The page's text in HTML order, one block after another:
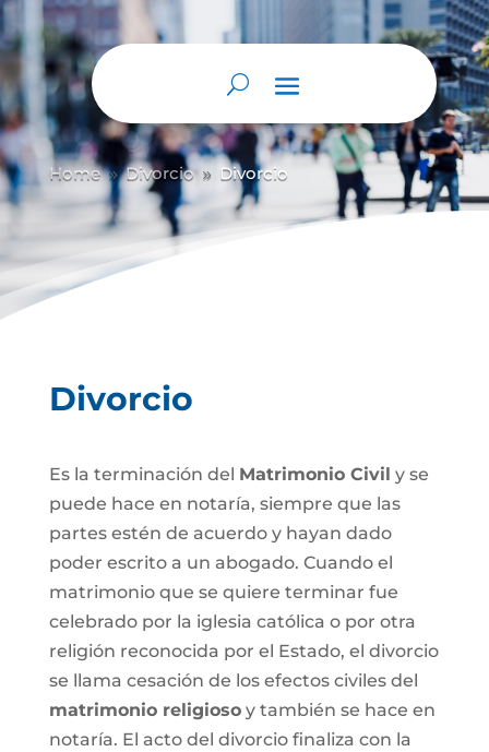
Home 9 Divorcio 9 Divorcio
Divorcio
Es la terminación del Matrimonio Civil y se
puede hace en notaría, siempre que las
partes estén de acuerdo y hayan dado
poder escrito a un abogado. Cuando el
matrimonio que se quiere terminar fue
celebrado por la iglesia católica o por otra
religión reconocida por el Estado, el divorcio
se llama cesación de los efectos civiles del
matrimonio religiosoy también se hace en
notaría. El acto del divorcio finaliza con la